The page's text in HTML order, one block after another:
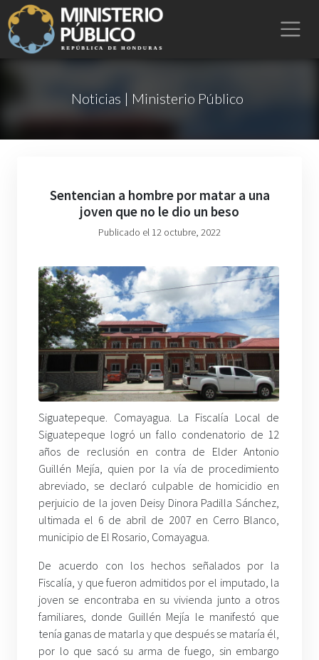
Noticias | Ministerio Público
Sentencian a hombre por matar a una
joven que no le dio un beso
Publicado el 12 octubre, 2022
Siguatepeque. Comayagua. La Fiscalía Local de
Siguatepeque logró un fallo condenatorio de 12
años de reclusión en contra de Elder Antonio
Guillén Mejía, quien por la vía de procedimiento
abreviado, se declaró culpable de homicidio en
perjuicio de la joven Deisy Dinora Padilla Sánchez,
ultimada el 6 de abril de 2007 en Cerro Blanco,
municipio de El Rosario, Comayagua.
De acuerdo con los hechos señalados por la
Fiscalía, y que fueron admitidos por el imputado, la
joven se encontraba en su vivienda junto a otros
familiares, donde Guillén Mejía le manifestó que
tenía ganas de matarla y que después se mataría él,
por lo que sacó su arma de fuego, sin embargo